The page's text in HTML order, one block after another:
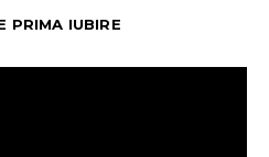
PRIMA IUBIRE